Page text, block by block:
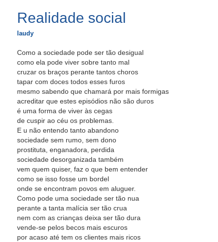
Realidade social
laudy
Como a sociedade pode ser tão desigual
como ela pode viver sobre tanto mal
cruzar os braços perante tantos choros
tapar com doces todos esses furos
mesmo sabendo que chamará por mais formigas
acreditar que estes episódios não são duros
é uma forma de viver às cegas
de cuspir ao céu os problemas.
E u não entendo tanto abandono
sociedade sem rumo, sem dono
prostituta, enganadora, perdida
sociedade desorganizada também
vem quem quiser, faz o que bem entender
como se isso fosse um bordel
onde se encontram povos em aluguer.
Como pode uma sociedade ser tão nua
perante a tanta malícia ser tão crua
nem com as crianças deixa ser tão dura
vende-se pelos becos mais escuros
por acaso até tem os clientes mais ricos